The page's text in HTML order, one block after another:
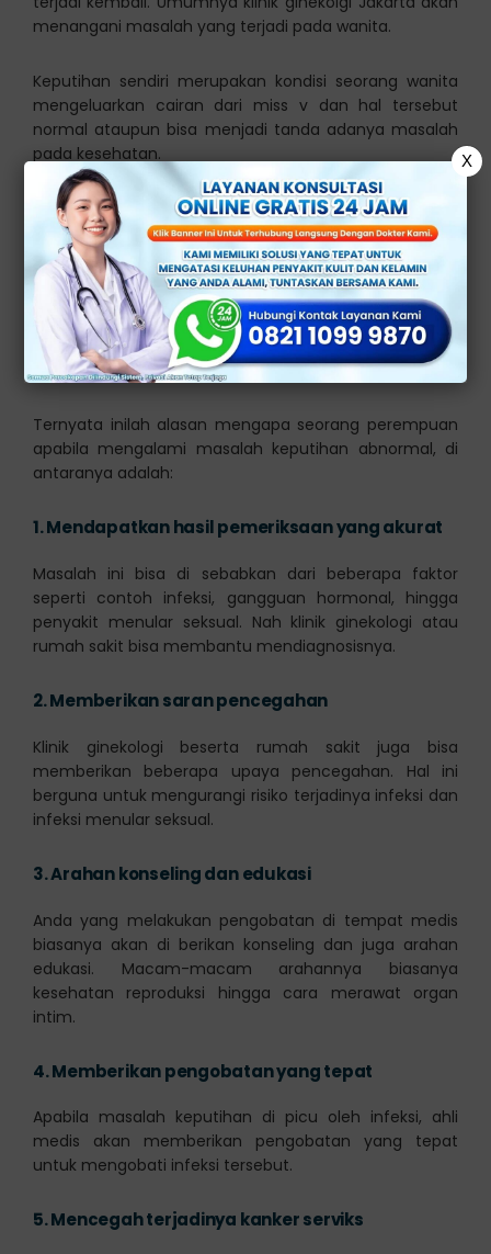
menangani masalah yang terjadi pada wanita.
Keputihan sendiri merupakan kondisi seorang wanita
mengeluarkan cairan dari miss v dan hal tersebut
normal ataupun bisa menjadi tanda adanya masalah
pada kesehatan.
Adakah Alasan Seorang
Wanita Mengunjungi
Klinik Keputihan di
Jakarta?
Ternyata inilah alasan mengapa seorang perempuan
apabila mengalami masalah keputihan abnormal, di
antaranya adalah:
1.Mendapatkan hasil pemeriksaan yang akurat
Masalah ini bisa di sebabkan dari beberapa faktor
seperti contoh infeksi, gangguan hormonal, hingga
penyakit menular seksual. Nah klinik ginekologi atau
rumah sakit bisa membantu mendiagnosisnya.
2.Memberikan saran pencegahan
Klinik ginekologi beserta rumah sakit juga bisa
memberikan beberapa upaya pencegahan. Hal ini
berguna untuk mengurangi risiko terjadinya infeksi dan
infeksi menular seksual.
3.Arahan konseling dan edukasi
Anda yang melakukan pengobatan di tempat medis
biasanya akan di berikan konseling dan juga arahan
edukasi. Macam-macam arahannya biasanya
kesehatan reproduksi hingga cara merawat organ
intim.
4.Memberikan pengobatan yang tepat
Apabila masalah keputihan di picu oleh infeksi, ahli
medis akan memberikan pengobatan yang tepat
untuk mengobati infeksi tersebut.
5.Mencegah terjadinya kanker serviks
X